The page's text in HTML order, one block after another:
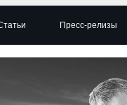
Пресс-релизы